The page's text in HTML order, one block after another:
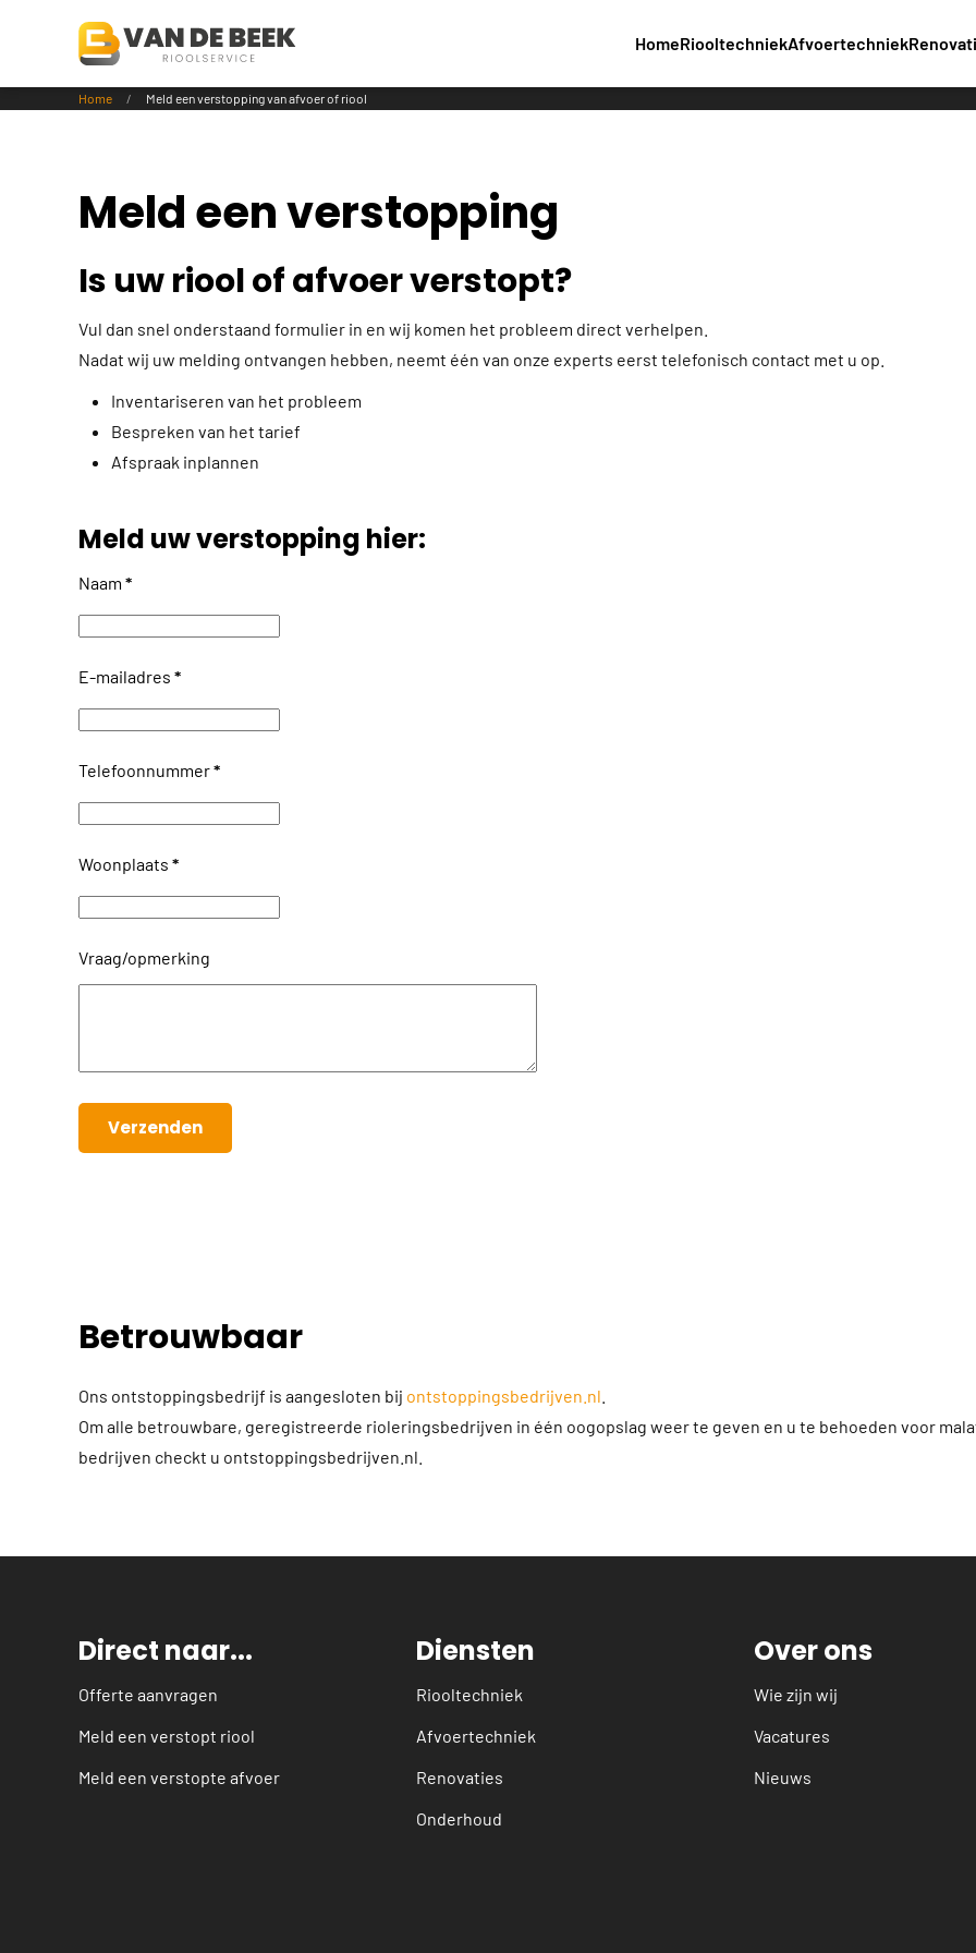
Terug naar hoofdinhoud
HomeRiooltechniekAfvoertechniek
Home Meld een verstopping van afvoer of riool
Meld een verstopping
Is uw riool of afvoer verstopt?
Vul dan snel onderstaand formulier in en wij komen het probleem direct verhelpen.
Nadat wij uw melding ontvangen hebben, neemt één van onze experts eerst telefonisch contact met u op.
Inventariseren van het probleem
Bespreken van het tarief
Afspraak inplannen
Meld uw verstopping hier:
Naam *
E-mailadres *
Telefoonnummer*
Woonplaats *
Vraag/opmerking
Verzenden
Betrouwbaar
Ons ontstoppingsbedrijf is aangesloten bij ontstoppingsbedrijven.nl
Om alle betrouwbare, geregistreerde rioleringsbedrijven in één oogopslag weer te geven en u te behoeden voor
bedrijven checkt u ontstoppingsbedrijven.nl.
Direct naar...
Offerte aanvragen
Meld een verstopt riool
Meld een verstopte afvoer
Diensten
Riooltechniek
Afvoertechniek
Renovaties
Onderhoud
Over ons
Wie zijn wij
Vacatures
Nieuws